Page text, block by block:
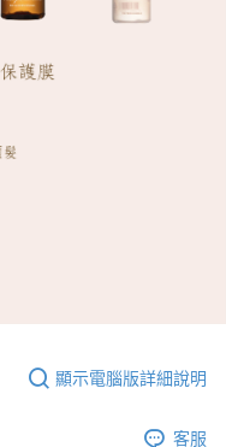
顯示電腦版詳細說明
客服